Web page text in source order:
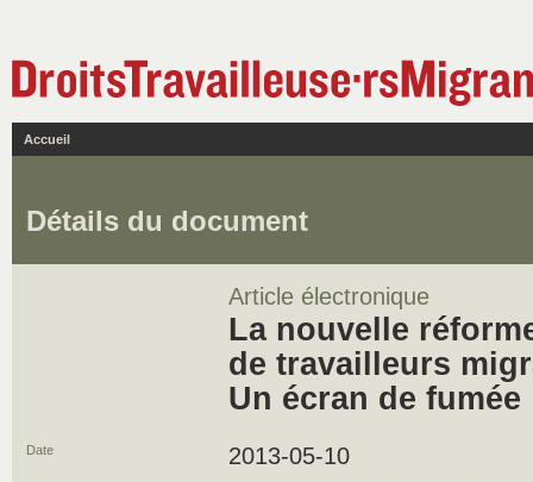
Accueil
Détails du document
Article électronique
La nouvelle
de travailleurs
Un écran de fumée
Date 2013-05-10